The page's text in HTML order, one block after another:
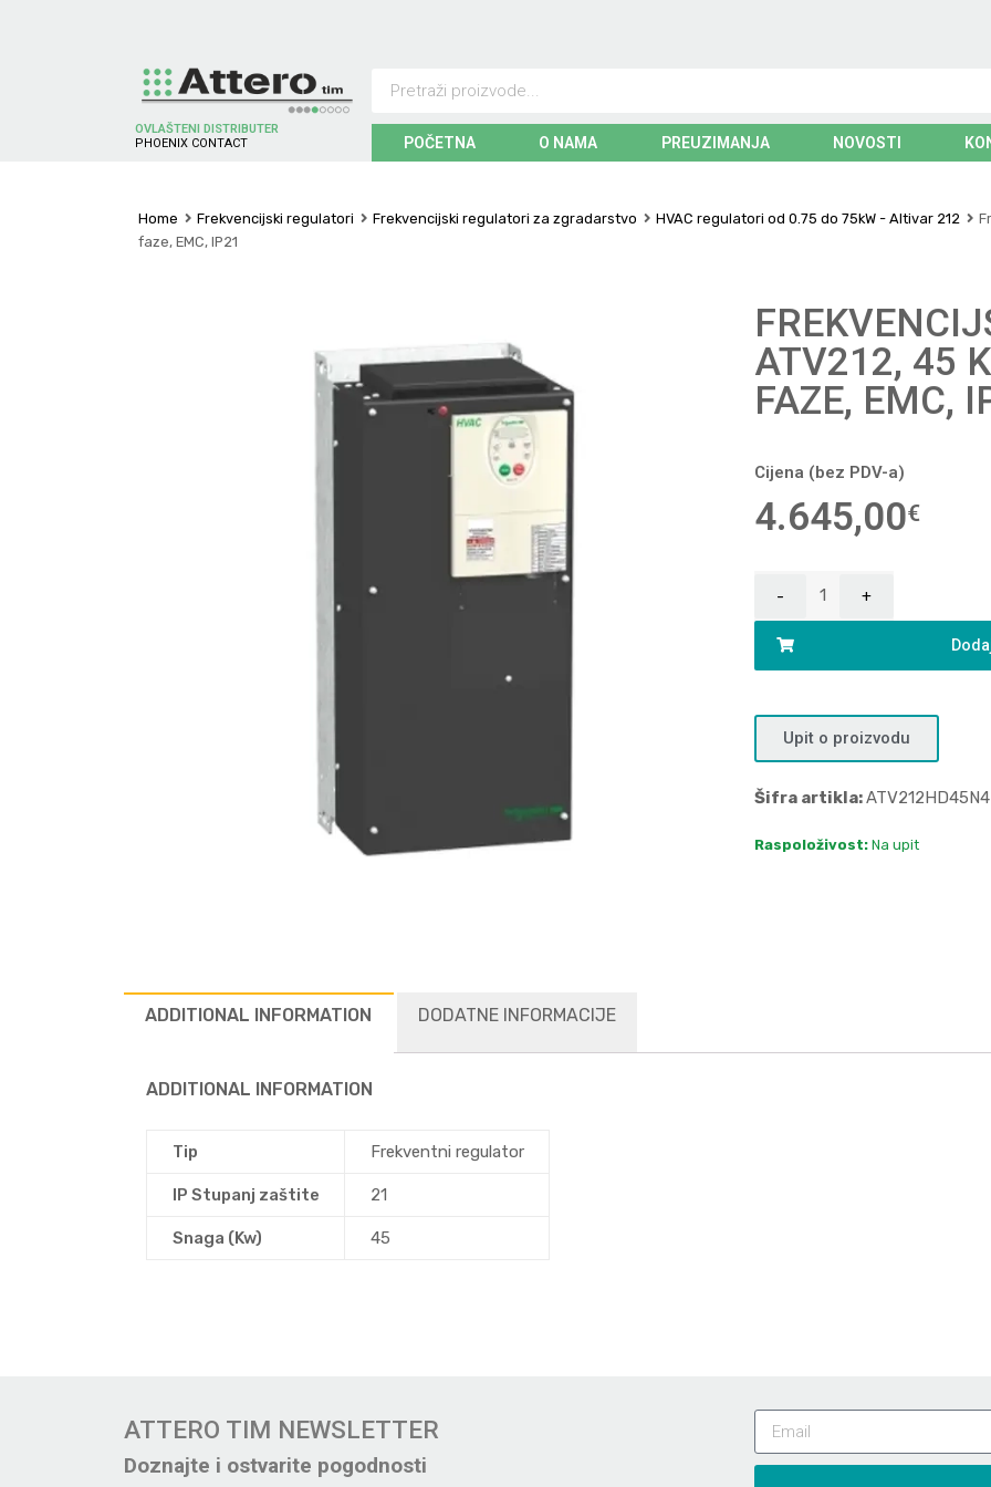
OVLAŠTENI DISTRIBUTER
P H O EN X CO NTACT POČETNA O NAMA PREUZIMANJA NOVOSTI
Home Frekvencijski regulatori Frekvencijski regulatori za zgradarstvo HVAC regulatori od 0.75 do 75kW - Altivar 212
faze, EMC, IP21
ATV212, 45
FAZE, EMC,
Cijena (bez PDV-a)
4.645,00€
Upit o proizvodu
Šifra artikla:ATV212HD45N4
Raspoloživost: Na upit
ADDITIONAL INFORMATION DODATNE INFORMACIJE
ADDITIONAL INFORMATION
Tip Frekventni regulator
IP Stupanj zaštite 21
Snaga (Kw) 45
ATTERO TIM NEWSLETTER
Doznajte i ostvarite pogodnosti